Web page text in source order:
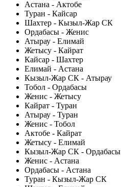
Астана - Актобе
Туран - Кайсар
Шахтер - Кызыл-Жар СК
Ордабасы - Женис
Атырау - Елимай
Жетысу - Кайрат
Кайсар - Шахтер
Елимай - Астана
Кызыл-Жар СК - Атырау
Тобол - Ордабасы
Женис - Жетысу
Кайрат - Туран
Атырау - Туран
Женис - Тобол
Актобе - Кайрат
Жетысу - Елимай
Кызыл-Жар СК - Ордабасы
Женис - Астана
Ордабасы - Астана
Туран - Кызыл-Жар СК